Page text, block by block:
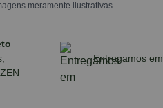
meramente ilustrativas.
Entregamos em